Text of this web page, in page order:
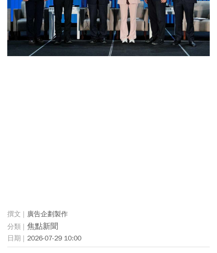
廣告企劃製作
焦點新聞
2026-07-29 10:00